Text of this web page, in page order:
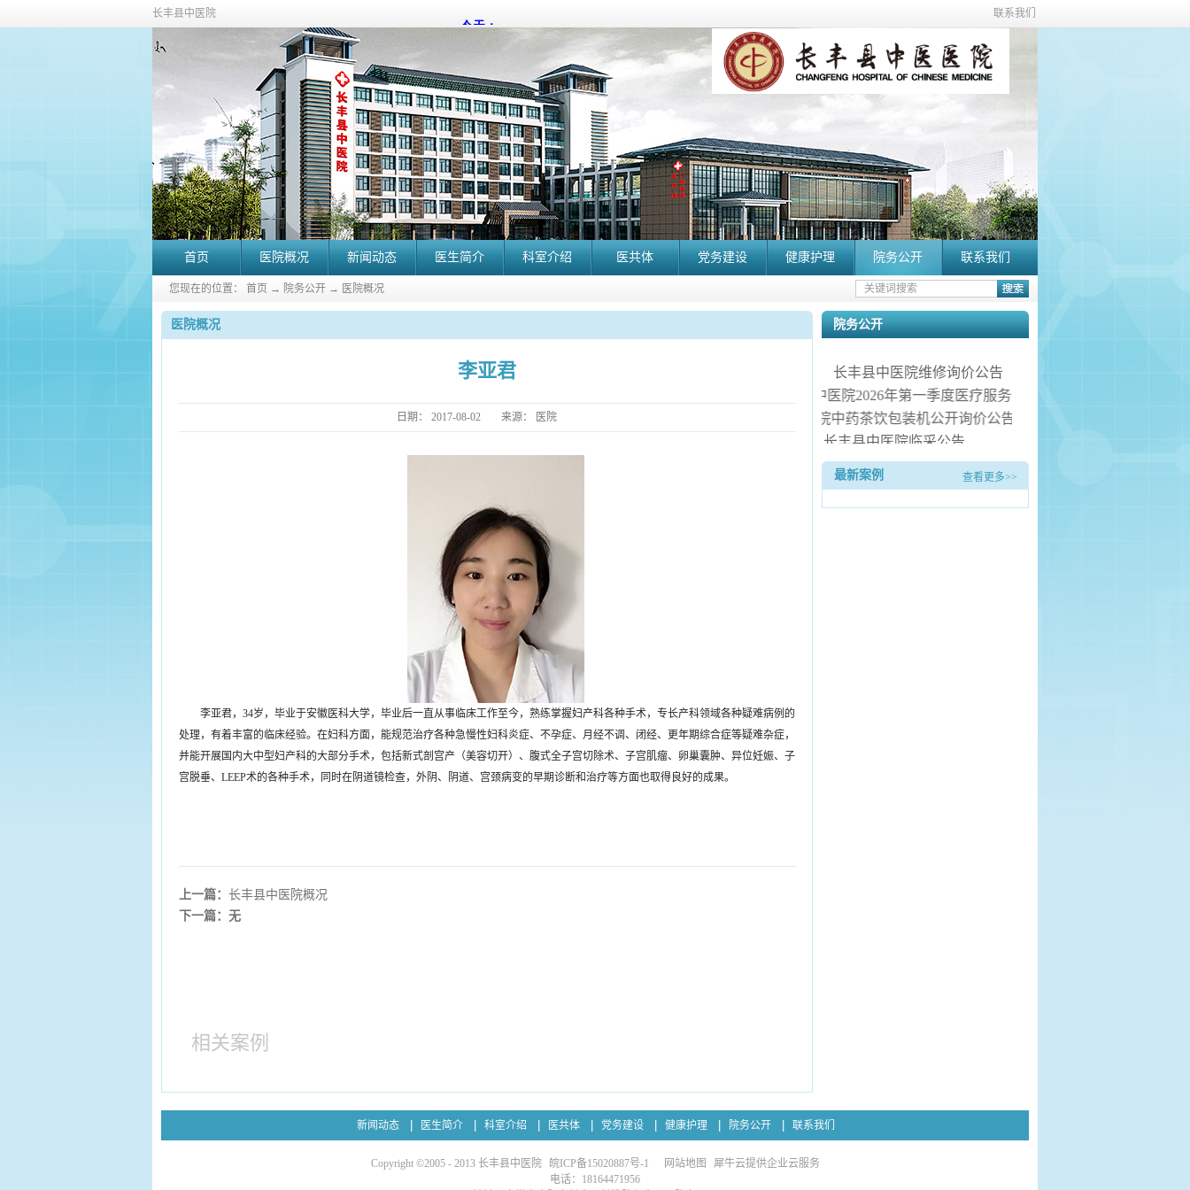
长丰县中医院 联系我们
首页 医院概况 新闻动态 医生简介 科室介绍 医共体 党务建设 健康护理 院务公开 联系我们
您现在的位置： 首页 → 院务公开 → 医院概况
院务公开
长丰县中医院维修询价公告
长丰县中医院2026年第一季度医疗服务信息社会公开
长丰县中医院中药茶饮包装机公开询价公告
长丰县中医院临采公告
长丰县中医院询价公告
长丰县中医院病房电热水器安装服务项目（二次） 中标候选人公示
最新案例 查看更多>>
医院概况
李亚君
日期： 2017-08-02 来源： 医院
李亚君，34岁，毕业于安徽医科大学，毕业后一直从事临床工作至今，熟练掌握妇产科各种手术，专长产科领域各种疑难病例的
处理，有着丰富的临床经验。在妇科方面，能规范治疗各种急慢性妇科炎症、不孕症、月经不调、闭经、更年期综合症等疑难杂症，
并能开展国内大中型妇产科的大部分手术，包括新式剖宫产（美容切开）、腹式全子宫切除术、子宫肌瘤、卵巢囊肿、异位妊娠、子
宫脱垂、LEEP术的各种手术，同时在阴道镜检查，外阴、阴道、宫颈病变的早期诊断和治疗等方面也取得良好的成果。
上一篇： 长丰县中医院概况
下一篇：无
相关案例
新闻动态 医生简介 科室介绍 医共体 党务建设 健康护理 院务公开 联系我们
Copyright ©2005 - 2013 长丰县中医院 皖ICP备15020887号-1 网站地图 犀牛云提供企业云服务
电话：18164471956